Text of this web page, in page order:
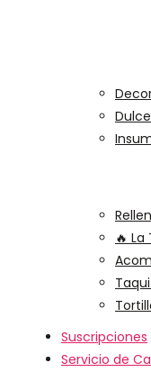
🔥
Suscripciones
Servicio de